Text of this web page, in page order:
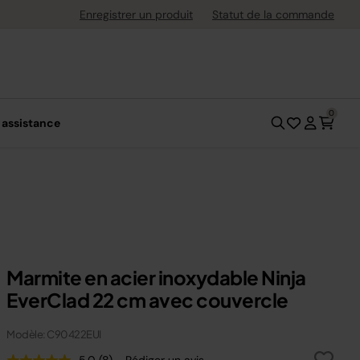
Enregistrer un produit Statut de la commande
0
Marmite en acier inoxydable Ninja
EverClad 22 cm avec couvercle
Modèle: C90422EUI